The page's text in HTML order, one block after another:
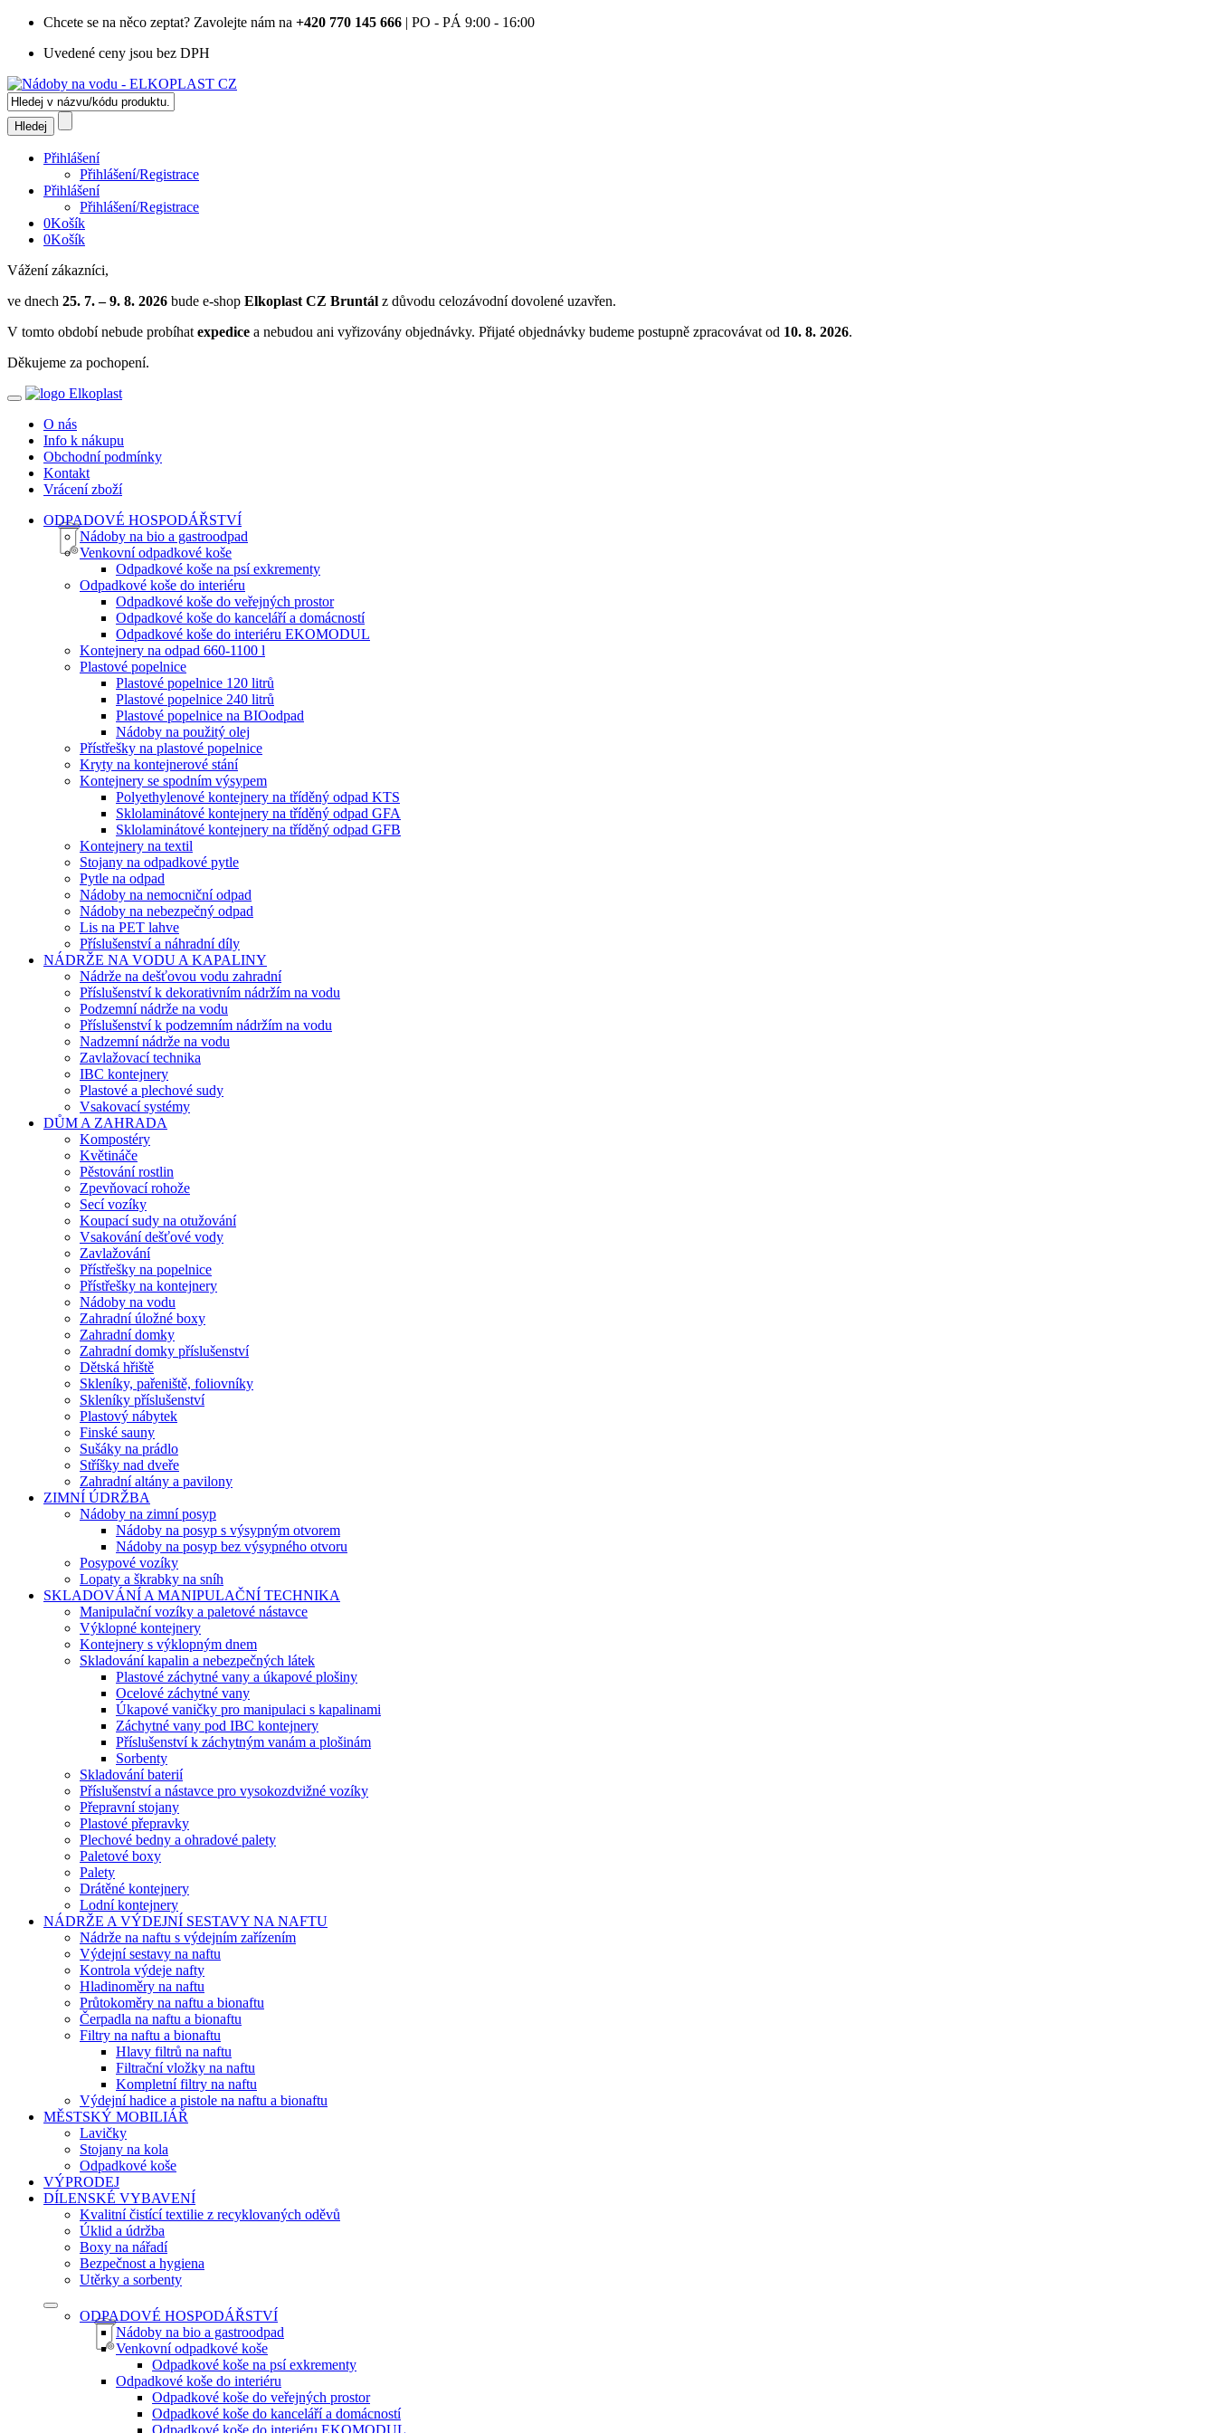
Chcete se na něco zeptat? Zavolejte nám na +420 770 145 666 | PO - PÁ 9:00 - 16:00
Uvedené ceny jsou bez DPH
Přihlášení
Přihlášení/Registrace
Přihlášení
Přihlášení/Registrace
0Košík
0Košík
Vážení zákazníci,
ve dnech 25. 7. – 9. 8. 2026 bude e-shop Elkoplast CZ Bruntál z důvodu celozávodní dovolené uzavřen.
V tomto období nebude probíhat expedice a nebudou ani vyřizovány objednávky. Přijaté objednávky budeme postupně zpracovávat od 10. 8. 2026.
Děkujeme za pochopení.
O nás
Info k nákupu
Obchodní podmínky
Kontakt
Vrácení zboží
ODPADOVÉ HOSPODÁŘSTVÍ
Nádoby na bio a gastroodpad
Venkovní odpadkové koše
Odpadkové koše na psí exkrementy
Odpadkové koše do interiéru
Odpadkové koše do veřejných prostor
Odpadkové koše do kanceláří a domácností
Odpadkové koše do interiéru EKOMODUL
Kontejnery na odpad 660-1100 l
Plastové popelnice
Plastové popelnice 120 litrů
Plastové popelnice 240 litrů
Plastové popelnice na BIOodpad
Nádoby na použitý olej
Přístřešky na plastové popelnice
Kryty na kontejnerové stání
Kontejnery se spodním výsypem
Polyethylenové kontejnery na tříděný odpad KTS
Sklolaminátové kontejnery na tříděný odpad GFA
Sklolaminátové kontejnery na tříděný odpad GFB
Kontejnery na textil
Stojany na odpadkové pytle
Pytle na odpad
Nádoby na nemocniční odpad
Nádoby na nebezpečný odpad
Lis na PET lahve
Příslušenství a náhradní díly
NÁDRŽE NA VODU A KAPALINY
Nádrže na dešťovou vodu zahradní
Příslušenství k dekorativním nádržím na vodu
Podzemní nádrže na vodu
Příslušenství k podzemním nádržím na vodu
Nadzemní nádrže na vodu
Zavlažovací technika
IBC kontejnery
Plastové a plechové sudy
Vsakovací systémy
DŮM A ZAHRADA
Kompostéry
Květináče
Pěstování rostlin
Zpevňovací rohože
Secí vozíky
Koupací sudy na otužování
Vsakování dešťové vody
Zavlažování
Přístřešky na popelnice
Přístřešky na kontejnery
Nádoby na vodu
Zahradní úložné boxy
Zahradní domky
Zahradní domky příslušenství
Dětská hřiště
Skleníky, pařeniště, foliovníky
Skleníky příslušenství
Plastový nábytek
Finské sauny
Sušáky na prádlo
Stříšky nad dveře
Zahradní altány a pavilony
ZIMNÍ ÚDRŽBA
Nádoby na zimní posyp
Nádoby na posyp s výsypným otvorem
Nádoby na posyp bez výsypného otvoru
Posypové vozíky
Lopaty a škrabky na sníh
SKLADOVÁNÍ A MANIPULAČNÍ TECHNIKA
Manipulační vozíky a paletové nástavce
Výklopné kontejnery
Kontejnery s výklopným dnem
Skladování kapalin a nebezpečných látek
Plastové záchytné vany a úkapové plošiny
Ocelové záchytné vany
Úkapové vaničky pro manipulaci s kapalinami
Záchytné vany pod IBC kontejnery
Příslušenství k záchytným vanám a plošinám
Sorbenty
Skladování baterií
Příslušenství a nástavce pro vysokozdvižné vozíky
Přepravní stojany
Plastové přepravky
Plechové bedny a ohradové palety
Paletové boxy
Palety
Drátěné kontejnery
Lodní kontejnery
NÁDRŽE A VÝDEJNÍ SESTAVY NA NAFTU
Nádrže na naftu s výdejním zařízením
Výdejní sestavy na naftu
Kontrola výdeje nafty
Hladinoměry na naftu
Průtokoměry na naftu a bionaftu
Čerpadla na naftu a bionaftu
Filtry na naftu a bionaftu
Hlavy filtrů na naftu
Filtrační vložky na naftu
Kompletní filtry na naftu
Výdejní hadice a pistole na naftu a bionaftu
MĚSTSKÝ MOBILIÁŘ
Lavičky
Stojany na kola
Odpadkové koše
VÝPRODEJ
DÍLENSKÉ VYBAVENÍ
Kvalitní čistící textilie z recyklovaných oděvů
Úklid a údržba
Boxy na nářadí
Bezpečnost a hygiena
Utěrky a sorbenty
ODPADOVÉ HOSPODÁŘSTVÍ
Nádoby na bio a gastroodpad
Venkovní odpadkové koše
Odpadkové koše na psí exkrementy
Odpadkové koše do interiéru
Odpadkové koše do veřejných prostor
Odpadkové koše do kanceláří a domácností
Odpadkové koše do interiéru EKOMODUL